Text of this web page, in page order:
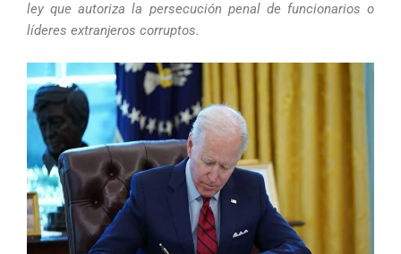
ley que autoriza la persecución penal de funcionarios o
líderes extranjeros corruptos.